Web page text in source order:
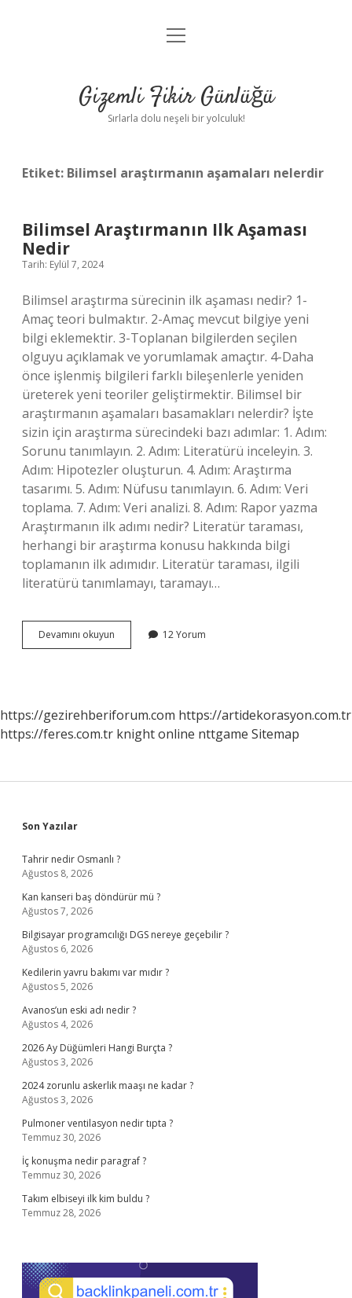
Anasayfa
Yasal Uyarı
menüyü
Gizemli Fikir Günlüğü
Sırlarla dolu neşeli bir yolculuk!
Etiket: Bilimsel araştırmanın aşamaları nelerdir
Bilimsel Araştırmanın Ilk Aşaması
Nedir
Tarih: Eylül 7, 2024
Bilimsel araştırma sürecinin ilk aşaması nedir? 1-
Amaç teori bulmaktır. 2-Amaç mevcut bilgiye yeni
bilgi eklemektir. 3-Toplanan bilgilerden seçilen
olguyu açıklamak ve yorumlamak amaçtır. 4-Daha
önce işlenmiş bilgileri farklı bileşenlerle yeniden
üreterek yeni teoriler geliştirmektir. Bilimsel bir
araştırmanın aşamaları basamakları nelerdir? İşte
sizin için araştırma sürecindeki bazı adımlar: 1. Adım:
Sorunu tanımlayın. 2. Adım: Literatürü inceleyin. 3.
Adım: Hipotezler oluşturun. 4. Adım: Araştırma
tasarımı. 5. Adım: Nüfusu tanımlayın. 6. Adım: Veri
toplama. 7. Adım: Veri analizi. 8. Adım: Rapor yazma
Araştırmanın ilk adımı nedir? Literatür taraması,
herhangi bir araştırma konusu hakkında bilgi
toplamanın ilk adımıdır. Literatür taraması, ilgili
literatürü tanımlamayı, taramayı…
Devamını okuyun
Araştırmanın
12 Yorum
https://gezirehberiforum.com https://artidekorasyon.com.tr
https://feres.com.tr knight online nttgame Sitemap
Sidebar
Son Yazılar
Tahrir nedir Osmanlı ?
Ağustos 8, 2026
Kan kanseri baş döndürür mü ?
Ağustos 7, 2026
Bilgisayar programcılığı DGS nereye geçebilir ?
Ağustos 6, 2026
Kedilerin yavru bakımı var mıdır ?
Ağustos 5, 2026
Avanos’un eski adı nedir ?
Ağustos 4, 2026
2026 Ay Düğümleri Hangi Burçta ?
Ağustos 3, 2026
2024 zorunlu askerlik maaşı ne kadar ?
Ağustos 3, 2026
Pulmoner ventilasyon nedir tıpta ?
Temmuz 30, 2026
İç konuşma nedir paragraf ?
Temmuz 30, 2026
Takım elbiseyi ilk kim buldu ?
Temmuz 28, 2026